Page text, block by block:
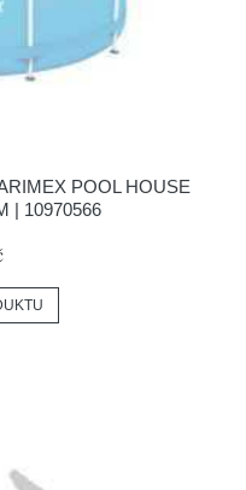
POOL HOUSE
| 10970566